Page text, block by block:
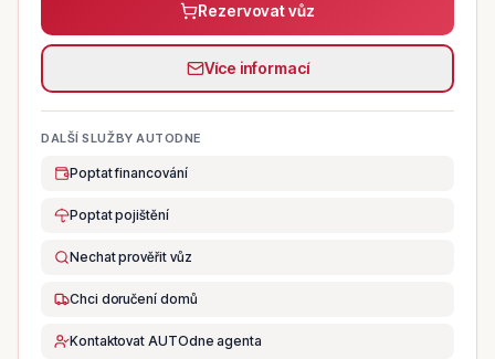
Rezervovat vůz
Více informací
DALŠÍ SLUŽBY AUTODNE
Poptat financování
Poptat pojištění
Nechat prověřit vůz
Chci doručení domů
Kontaktovat AUTOdne agenta